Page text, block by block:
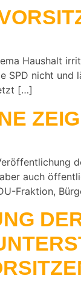
Haushalt
SPD nicht
[…]
auch
Fraktion,